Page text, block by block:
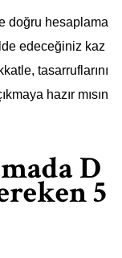
doğru hesaplama
edeceğiniz kaz
tasarruflarını
hazır mısın
D
5